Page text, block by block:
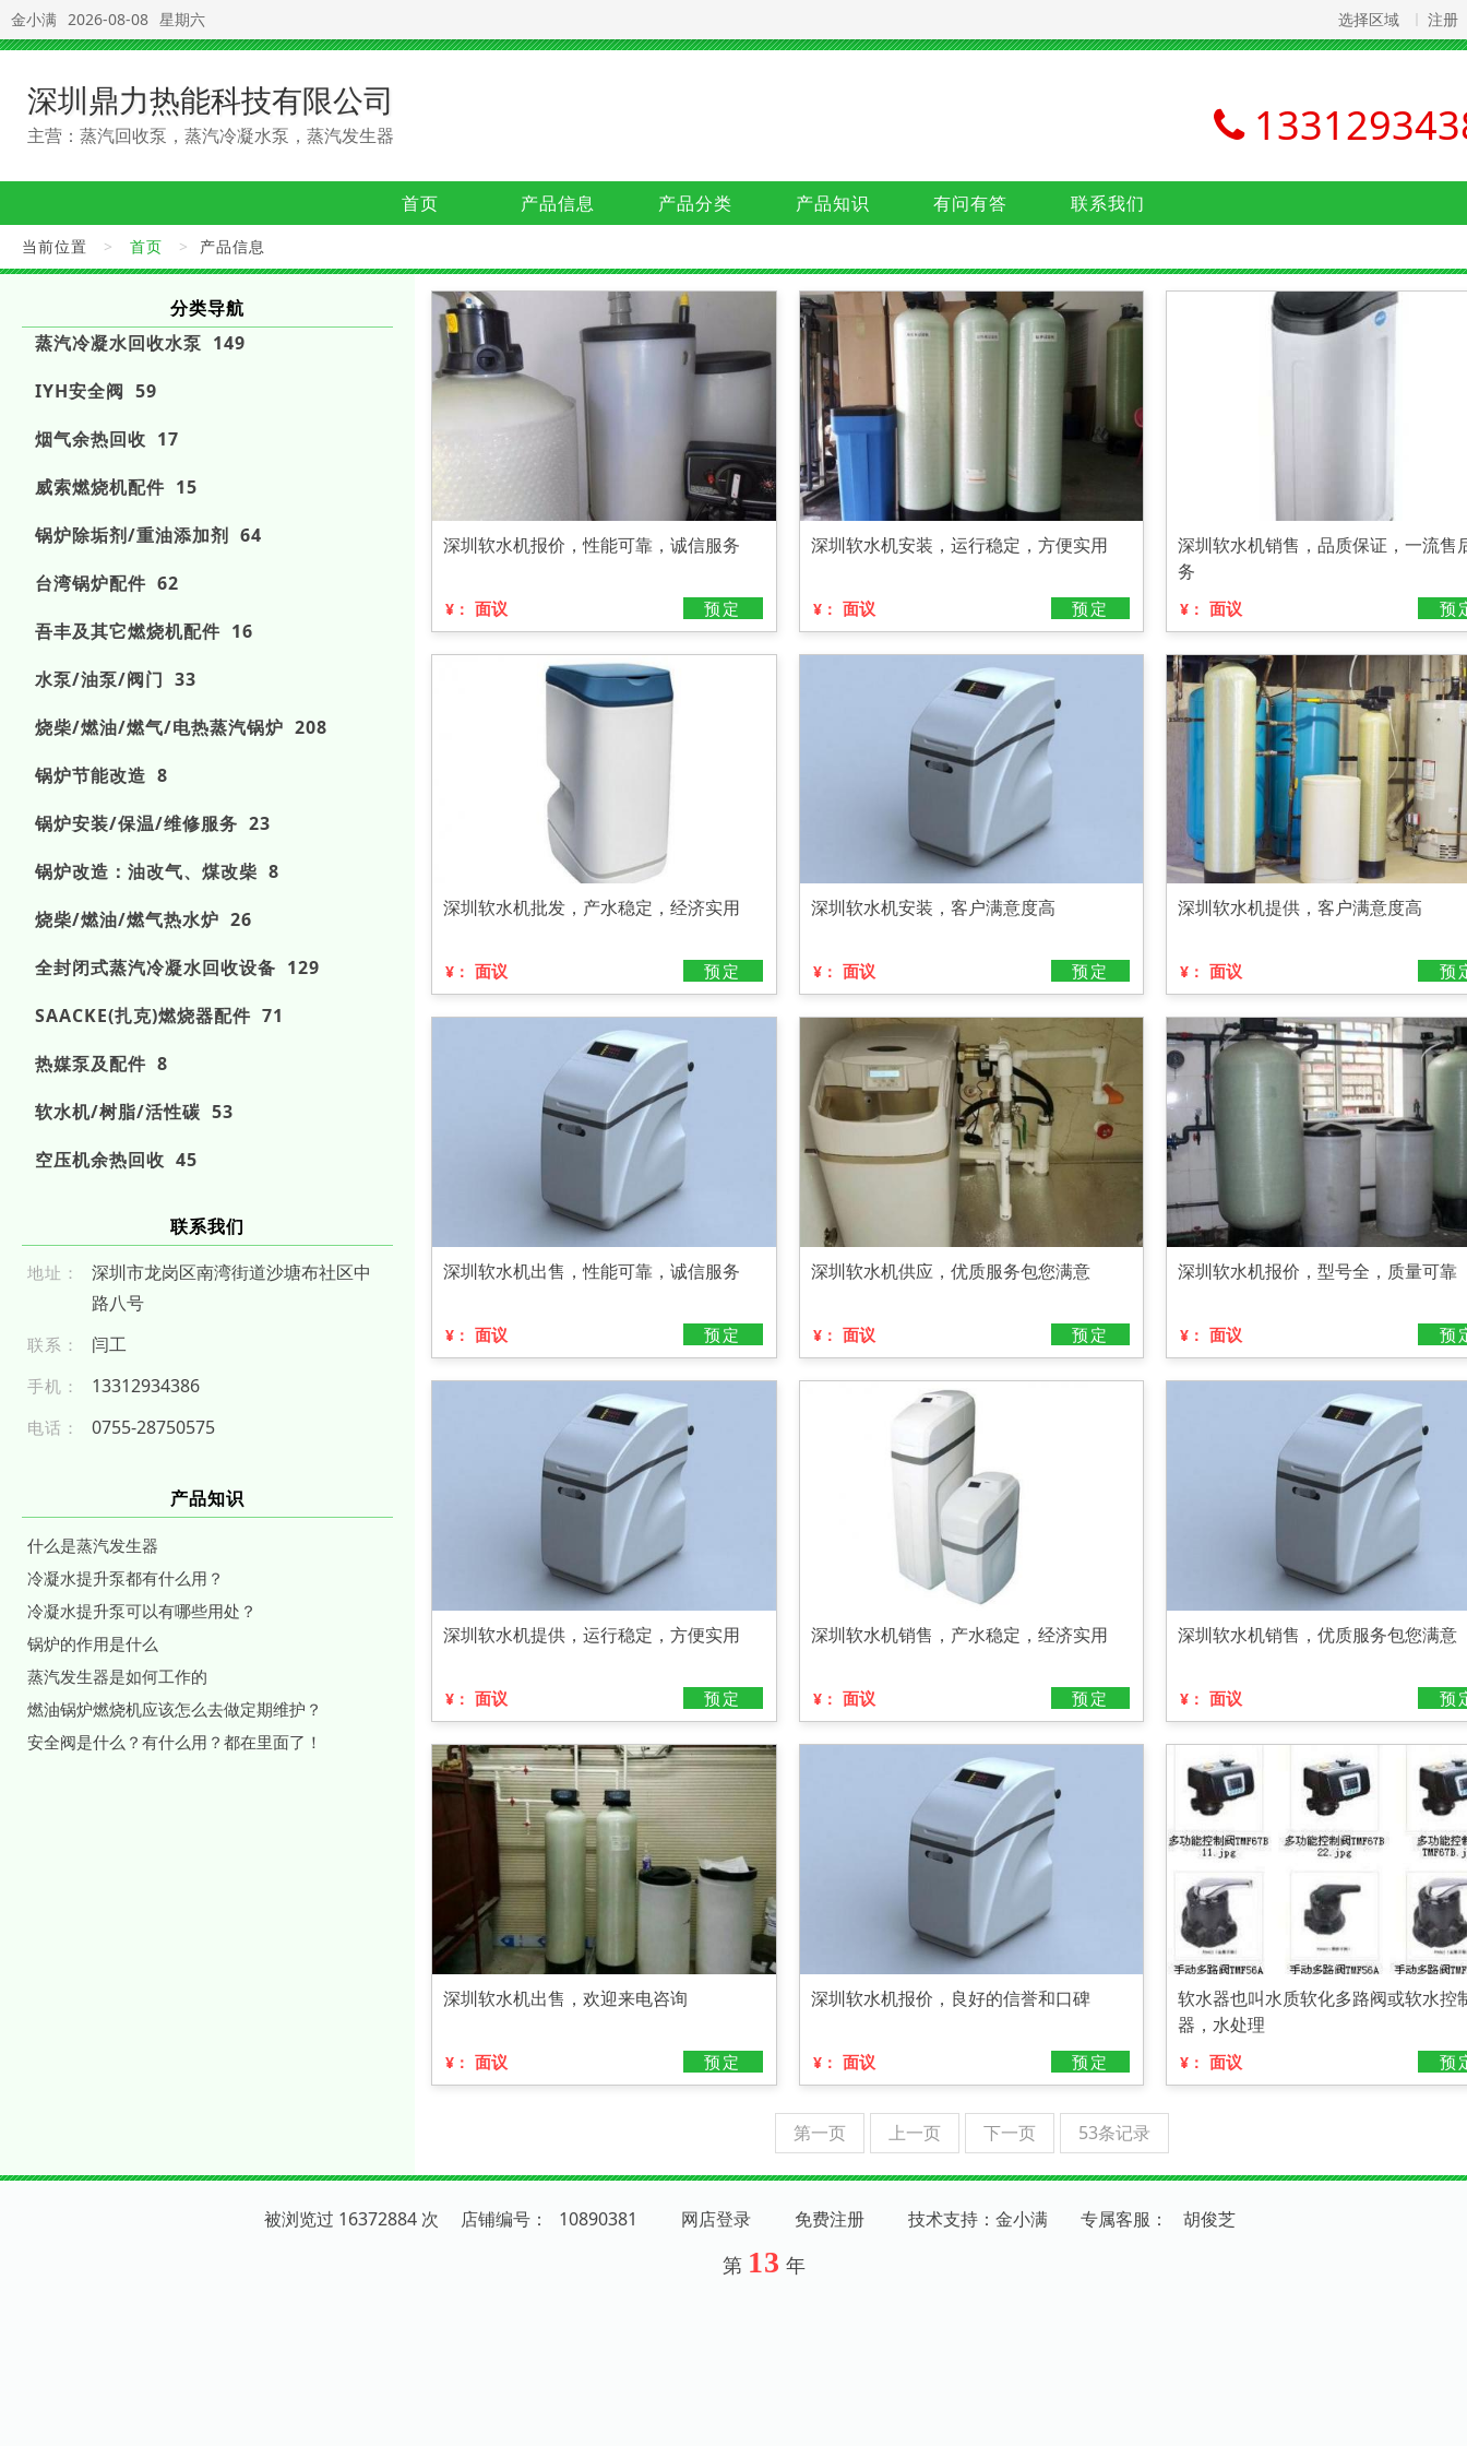
金小满 2026-08-08 星期六 选择区域 注册
深圳鼎力热能科技有限公司
主营：蒸汽回收泵，蒸汽冷凝水泵，蒸汽发生器
首页 产品信息 产品分类 产品知识 有问有答 联系我们
当前位置 > 首页 > 产品信息
分类导航
蒸汽冷凝水回收水泵 149
IYH安全阀 59
烟气余热回收 17
威索燃烧机配件 15
锅炉除垢剂/重油添加剂 64
台湾锅炉配件 62
吾丰及其它燃烧机配件 16
水泵/油泵/阀门 33
烧柴/燃油/燃气/电热蒸汽锅炉 208
锅炉节能改造 8
锅炉安装/保温/维修服务 23
锅炉改造：油改气、煤改柴 8
烧柴/燃油/燃气热水炉 26
全封闭式蒸汽冷凝水回收设备 129
SAACKE(扎克)燃烧器配件 71
热媒泵及配件 8
软水机/树脂/活性碳 53
空压机余热回收 45
联系我们
地址：
深圳市龙岗区南湾街道沙塘布社区中
路八号
联系： 闫工
手机： 1 3 312 9 34 386
电话： 075 5-2 8 7 505 7 5
产品知识
什么是蒸汽发生器
冷凝水提升泵都有什么用？
冷凝水提升泵可以有哪些用处？
锅炉的作用是什么
蒸汽发生器是如何工作的
燃油锅炉燃烧机应该怎么去做定期维护？
安全阀是什么？有什么用？都在里面了！
深圳软水机报价，性能可靠，诚信服务
¥： 面议 预定
深圳软水机安装，运行稳定，方便实用
¥： 面议 预定
深圳软水机销售，品质保证，一流售
务
¥： 面议 预
深圳软水机批发，产水稳定，经济实用
¥： 面议 预定
深圳软水机安装，客户满意度高
¥： 面议 预定
深圳软水机提供，客户满意度高
¥： 面议 预
深圳软水机出售，性能可靠，诚信服务
¥： 面议 预定
深圳软水机供应，优质服务包您满意
¥： 面议 预定
深圳软水机报价，型号全，质量可靠
¥： 面议 预
深圳软水机提供，运行稳定，方便实用
¥： 面议 预定
深圳软水机销售，产水稳定，经济实用
¥： 面议 预定
深圳软水机销售，优质服务包您满意
¥： 面议 预
深圳软水机出售，欢迎来电咨询
¥： 面议 预定
深圳软水机报价，良好的信誉和口碑
¥： 面议 预定
软水器也叫水质软化多路阀或软水控
器，水处理
¥： 面议 预
第一页 上一页 下一页 53条记录
被浏览过 16372884 次 店铺编号： 10890381 网店登录 免费注册 技术支持：金小满 专属客服 ： 胡俊芝
第 13 年